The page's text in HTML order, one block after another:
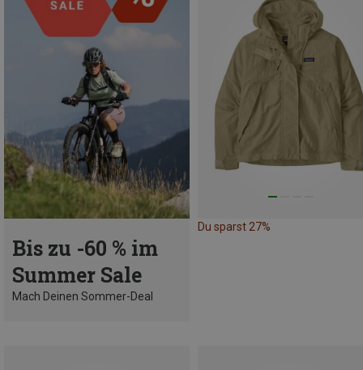
Bis zu -60 % im
Summer Sale
Mach Deinen Sommer-Deal
Du sparst 27%